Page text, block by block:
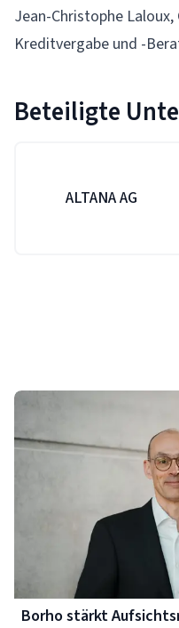
Jean-Christophe
Kreditvergabe und -
Beteiligte
ALTANA AG
Borho stärkt